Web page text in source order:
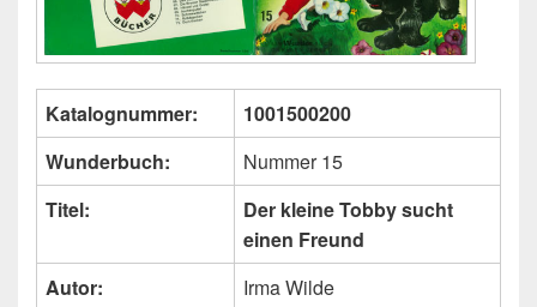
Katalognummer:
1001500200
Wunderbuch:
Nummer 15
Titel:
Der kleine Tobby sucht
einen Freund
Autor:
Irma Wilde